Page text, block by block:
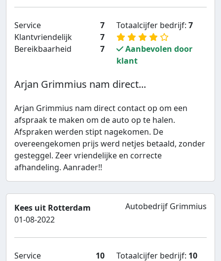
Service
7
Klantvriendelijk
7
Bereikbaarheid
7
Totaalcijfer bedrijf: 7
Aanbevolen door
klant
Arjan Grimmius nam direct...
Arjan Grimmius nam direct contact op om een
afspraak te maken om de auto op te halen.
Afspraken werden stipt nagekomen. De
overeengekomen prijs werd netjes betaald, zonder
gesteggel. Zeer vriendelijke en correcte
afhandeling. Aanrader!!
Kees uit Rotterdam
01-08-2022
Autobedrijf Grimmius
Service
10
Totaalcijfer bedrijf: 10